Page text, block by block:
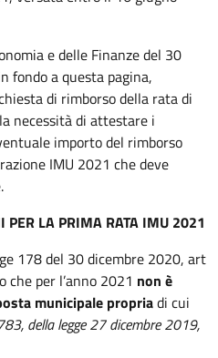
e delle Finanze del 30
fondo a questa pagina,
di rimborso della rata di
necessità di attestare i
importo del rimborso
IMU 2021 che deve
PER LA PRIMA RATA IMU 2021
178 del 30 dicembre 2020, art
che per l’anno 2021 non è
municipale propriadi cui
della legge 27 dicembre 2019,